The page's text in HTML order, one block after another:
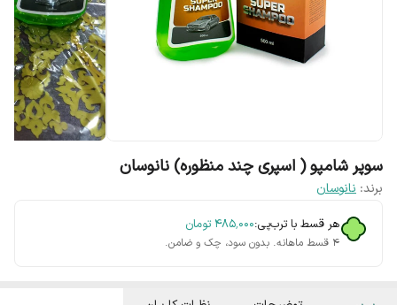
سوپر شامپو ( اسپری چند منظوره) نانوسان
برند: نانوسان
هر قسط با ترب‌پی:۴۸۵٬۰۰۰ تومان
۴ قسط ماهانه. بدون سود، چک و ضامن.